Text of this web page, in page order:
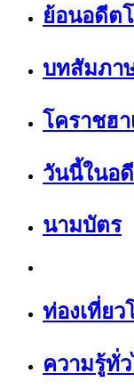
ย้อนอดีต
บทสัมภา
โคราชฮา
วันนี้ในอ
นามบัตร
ท่องเที่ยว
ความรู้ทั่